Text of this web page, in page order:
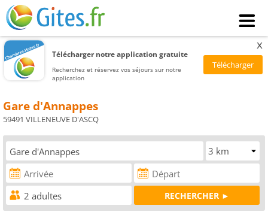
Télécharger notre application gratuite
Recherchez et réservez vos séjours sur notre
application
x
Gare d'Annappes
59491 VILLENEUVE D'ASCQ